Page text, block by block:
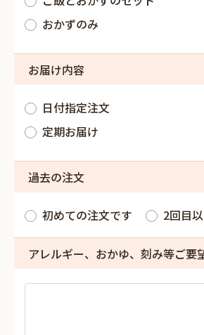
おかずのみ
お届け内容
日付指定注文
定期お届け
過去の注文
初めての注文です 2回目
アレルギー、おかゆ、刻み等ご要